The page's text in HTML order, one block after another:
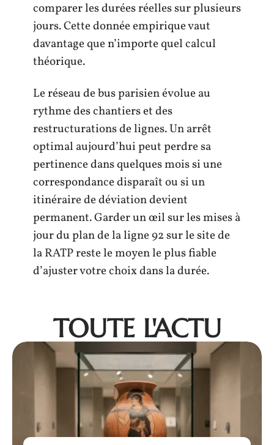
comparer les durées réelles sur plusieurs
jours. Cette donnée empirique vaut
davantage que n’importe quel calcul
théorique.
Le réseau de bus parisien évolue au
rythme des chantiers et des
restructurations de lignes. Un arrêt
optimal aujourd’hui peut perdre sa
pertinence dans quelques mois si une
correspondance disparaît ou si un
itinéraire de déviation devient
permanent. Garder un œil sur les mises à
jour du plan de la ligne 92 sur le site de
la RATP reste le moyen le plus fiable
d’ajuster votre choix dans la durée.
TOUTE L'ACTU